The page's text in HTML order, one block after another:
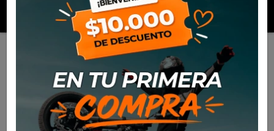
MENU
Productos
Neumatico Eurogrip 120/60Zr17 (55W) Tl